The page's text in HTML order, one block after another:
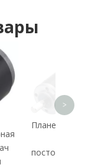
мотор-
тока 28
>